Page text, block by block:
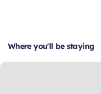
Where you'll be staying